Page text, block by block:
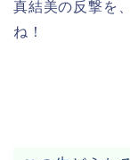
真結美の反撃を
ね！